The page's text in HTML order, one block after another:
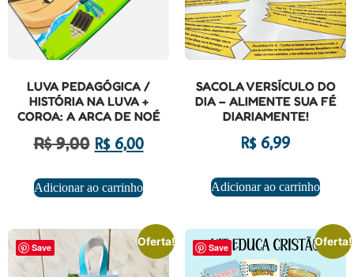
LUVA PEDAGÓGICA /
HISTÓRIA NA LUVA +
COROA: A ARCA DE NOÉ
R$9,00 R$6,00
Adicionar ao carrinho
SACOLA VERSÍCULO DO
DIA – ALIMENTE SUA FÉ
DIARIAMENTE!
R$6,99
Adicionar ao carrinho
Save
Oferta!
Save
Oferta!